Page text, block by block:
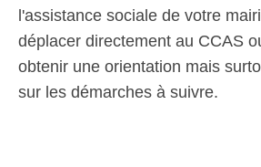
l'assistance sociale de votre
déplacer directement au CCAS
obtenir une orientation mais
sur les démarches à suivre.